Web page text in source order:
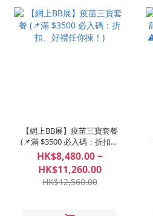
【網上BB展】疫苗三寶套餐
(📌滿 $3500 必入碼：折扣、
好禮任你揀！)
HK$8,480.00 ~
HK$11,260.00
HK$12,560.00